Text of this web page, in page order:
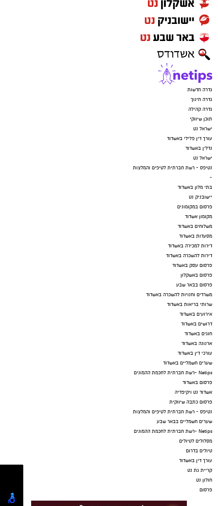
גדרה חדשות
גדרה חינוך
גדרה קהילה
תוכן שיווקי
ישראל נט
עורך דין פלילי באשדוד
נדל"ן באשדוד
ישראל נט
נטיפס - רשת חברתית לטיפים והמלצות
-
בתי מלון באשדוד
יישובניק נט
פרסום במקומונים
מקומון אשדוד
משלוחים באשדוד
מסעדות באשדוד
דירות למכירה באשדוד
דירות להשכרה באשדוד
פרסום עסק באשדוד
פרסום באשקלון
פרסום בבאר שבע
משרדים וחנויות להשכרה באשדוד
שרותי בריאות באשדוד
אירועים באשדוד
דרושים באשדוד
חוגים באשדוד
ארנונה באשדוד
עורכי דין באשדוד
שערים חשמליים באשדוד
Netips -רשת חברתית לחכמת ההמונים
פרסום באשדוד
אשדוד נט ויקיפדיה
פרסום כתבה שיווקית
נטיפס - רשת חברתית לטיפים והמלצות
שערים חשמליים בבאר שבע
Netips -רשת חברתית לחכמת ההמונים
מסלולים לטיולים
טיולים בדרום
עורך דין באשדוד
קריית גת נט
חולון נט
פרסום